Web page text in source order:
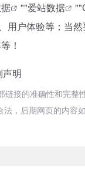
""爱站数据 ""
户体验等；当
！
声明
接的准确性和完
，后期网页的内